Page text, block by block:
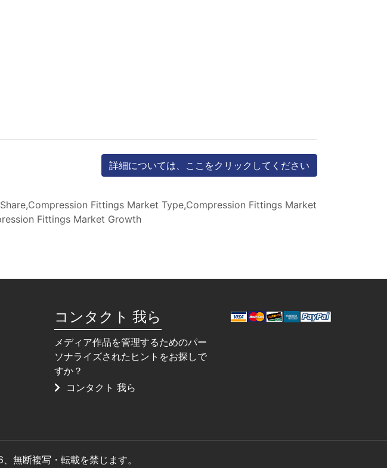
詳細については、ここをクリックしてください
Fittings Market Type,Compression Fittings Market
Fittings Market Growth
コンタクト 我ら
メディア作品を管理するためのパー
ソナライズされたヒントをお探しで
すか？
コンタクト 我ら
断複写・転載を禁じます。